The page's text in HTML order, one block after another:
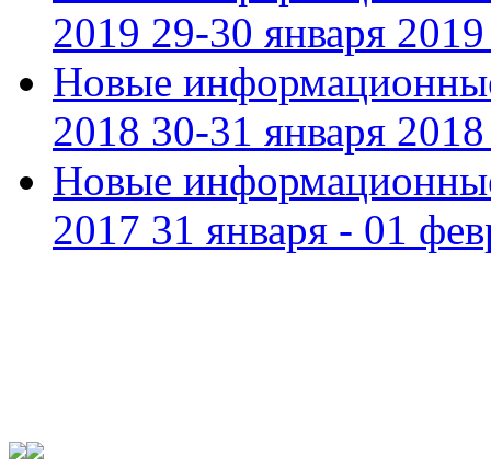
2019 29-30 января 2019
Новые
2018 30-31 января 2018
Новые
2017 31 января - 01